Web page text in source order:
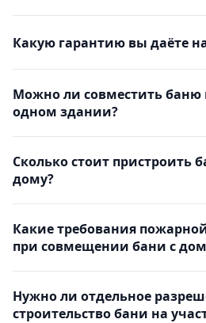
Какую гарантию вы даёте
Можно ли совместить
одном здании?
Сколько стоит пристроить
дому?
Какие требования
при совмещении бани с
Нужно ли отдельное
строительство бани на